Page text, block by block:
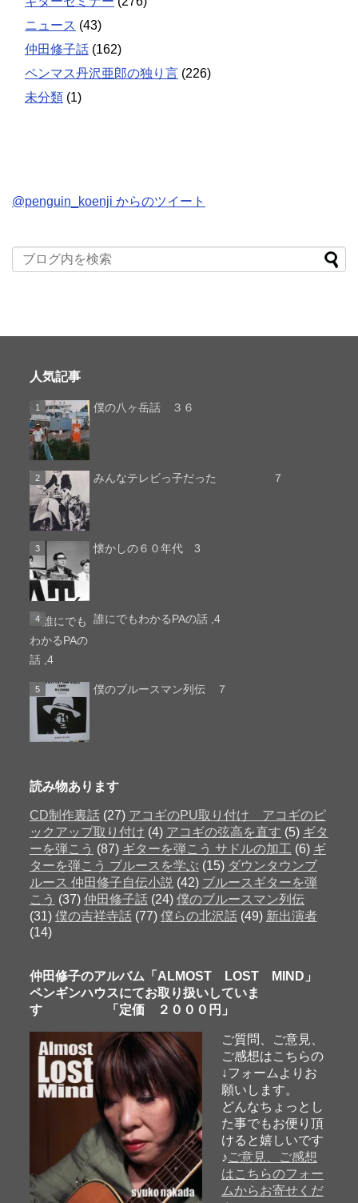
ニュース (43)
仲田修子話 (162)
ペンマス丹沢亜郎の独り言 (226)
未分類 (1)
@penguin_koenji からのツイート
人気記事
僕の八ヶ岳話 ３６
みんなテレビっ子だった ７
懐かしの６０年代 3
誰にでもわかるPAの話 ,4
僕のブルースマン列伝 ７
読み物あります
CD制作裏話(27) アコギのPU取り付け アコギのピ
ックアップ取り付け (4) アコギの弦高を直す (5) ギタ
ーを弾こう (87) ギターを弾こう サドルの加工 (6) ギ
ターを弾こう ブルースを学ぶ (15) ダウンタウンブ
ルース 仲田修子自伝小説(42) ブルースギターを弾
こう (37) 仲田修子話(24) 僕のブルースマン列伝
(31) 僕の吉祥寺話(77) 僕らの北沢話(49) 新出演者
(14)
仲田修子のアルバム「ALMOST LOST MIND」
ペンギンハウスにてお取り扱いしていま
す 「定価 ２０００円」
ご質問、ご意見、
ご感想はこちらの
↓フォームよりお
願いします。
どんなちょっとし
た事でもお便り頂
けると嬉しいです
♪ご意見、ご感想
はこちらのフォー
ムからお寄せくだ